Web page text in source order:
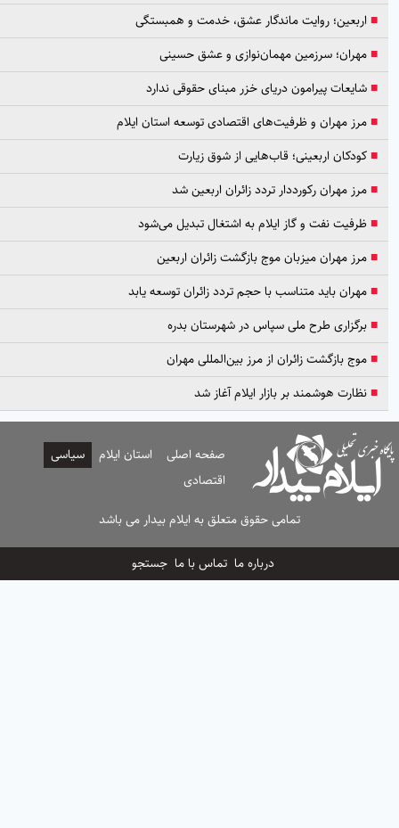
روایت ماندگار عشق، خدمت و همبستگی
سرزمین مهمان‌نوازی و عشق حسینی
پیرامون دریای خزر مبنای حقوقی ندارد
مهران و ظرفیت‌های اقتصادی توسعه استان ایلام
اربعینی؛ قاب‌هایی از شوق زیارت
مهران رکورددار تردد زائران اربعین شد
نفت و گاز ایلام به اشتغال تبدیل می‌شود
مهران میزبان موج بازگشت زائران اربعین
باید متناسب با حجم تردد زائران توسعه یابد
طرح ملی سپاس در شهرستان بدره
بازگشت زائران از مرز بین‌المللی مهران
هوشمند بر بازار ایلام آغاز شد
صفحه اصلی استان ایلام
سیاسی
اقتصادی
تمامی حقوق متعلق به ایلام بیدار می باشد
تماس با ما جستجو